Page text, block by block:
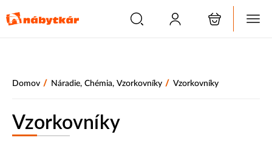
Domov / Náradie, Chémia, Vzorkovníky / Vzorkovníky
Vzorkovníky